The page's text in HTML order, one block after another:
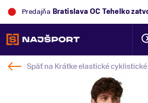
Predajňa Bratislava OC Tehelko
Späť na Krátke elastické